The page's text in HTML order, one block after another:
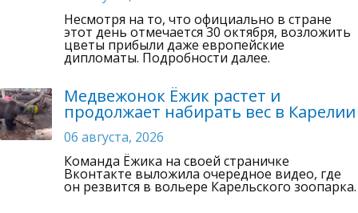
Несмотря на то, что официально в стране
этот день отмечается 30 октября, возложить
цветы прибыли даже европейские
дипломаты. Подробности далее.
Медвежонок Ёжик растет и
продолжает набирать вес в Карелии
06 августа, 2026
Команда Ёжика на своей страничке
Вконтакте выложила очередное видео, где
он резвится в вольере Карельского зоопарка.